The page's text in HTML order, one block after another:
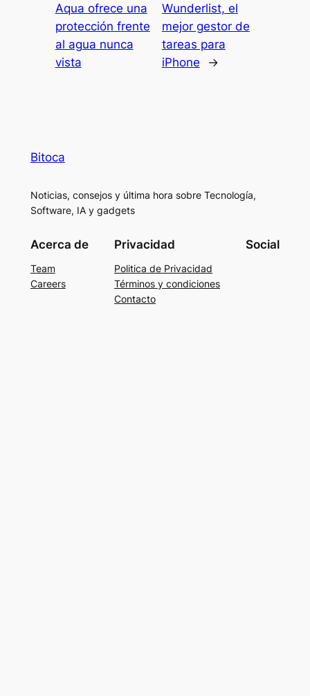
Aqua ofrece una
protección frente
al agua nunca
vista
Wunderlist, el
mejor gestor de
tareas para
iPhone
→
Bitoca
Noticias, consejos y última hora sobre Tecnología,
Software, IA y gadgets
Acerca de
Team
Careers
Privacidad
Politica de Privacidad
Términos y condiciones
Contacto
Social